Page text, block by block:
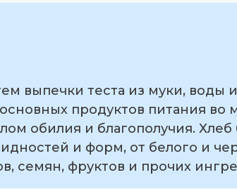
выпечки теста из муки, воды и
продуктов питания во
обилия и благополучия. Хлеб
и форм, от белого и
семян, фруктов и прочих